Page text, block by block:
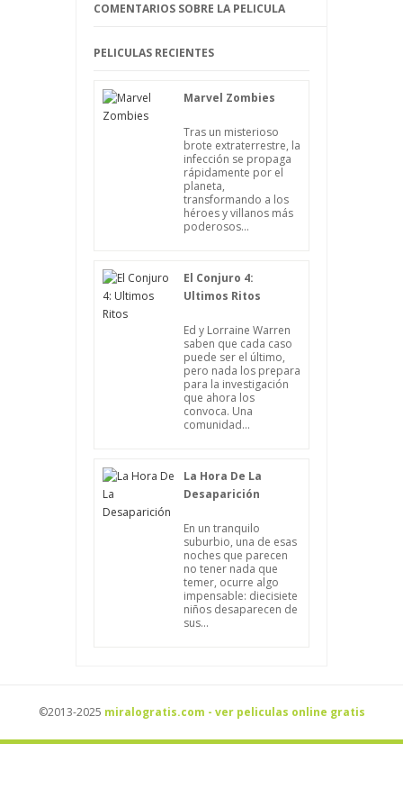
protagonista se enfrenta a una especie de
COMENTARIOS SOBRE LA PELICULA
PELICULAS RECIENTES
Marvel Zombies
Tras un misterioso
brote extraterrestre, la
infección se propaga
rápidamente por el
planeta,
transformando a los
héroes y villanos más
poderosos...
El Conjuro 4:
Ultimos Ritos
Ed y Lorraine Warren
saben que cada caso
puede ser el último,
pero nada los prepara
para la investigación
que ahora los
convoca. Una
comunidad...
La Hora De La
Desaparición
En un tranquilo
suburbio, una de esas
noches que parecen
no tener nada que
temer, ocurre algo
impensable: diecisiete
niños desaparecen de
sus...
©2013-2025 miralogratis.com - ver peliculas online gratis